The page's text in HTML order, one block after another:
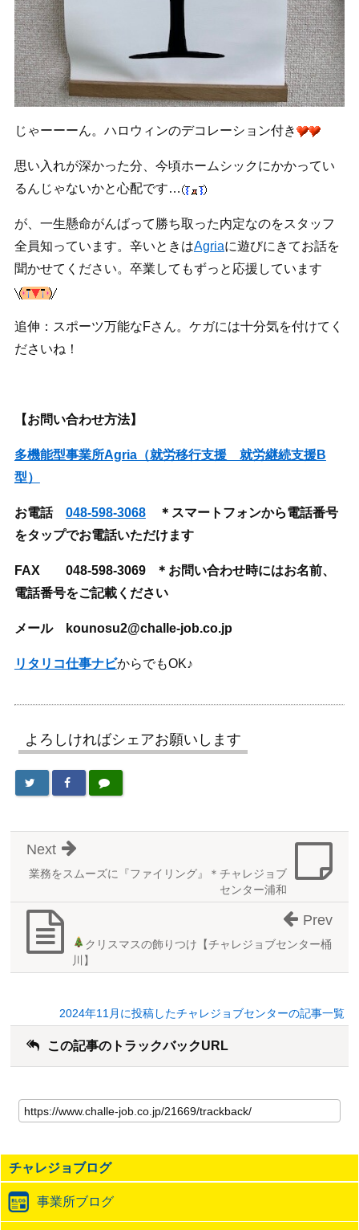
じゃーーーん。ハロウィンのデコレーション付き
思い入れが深かった分、今頃ホームシックにかかってい
るんじゃないかと心配です…
が、一生懸命がんばって勝ち取った内定なのをスタッフ
全員知っています。辛いときはAgriaに遊びにきてお話を
聞かせてください。卒業してもずっと応援しています
追伸：スポーツ万能なFさん。ケガには十分気を付けてく
ださいね！
【お問い合わせ方法】
多機能型事業所Agria（就労移行支援 就労継続支援B
型）
お電話 048-598-3068＊スマートフォンから電話番号
をタップでお電話いただけます
FAX 048-598-3069 ＊お問い合わせ時にはお名前、
電話番号をご記載ください
メール kounosu2@challe-job.co.jp
リタリコ仕事ナビからでもOK♪
よろしければシェアお願いします
業務をスムーズに『ファイリング』＊チャレジョブ
センター浦和
Next
クリスマスの飾りつけ 【チャレジョブセンター桶
川】
Prev
2024年11月に投稿したチャレジョブセンターの記事一覧
この記事のトラックバックURL
の
記
の
ト
ッ
ク
チャレジョブログ
事業所ブログ